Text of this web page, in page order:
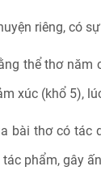
riêng, có
thể thơ năm
xúc (khổ 5),
bài thơ có
phẩm, gây